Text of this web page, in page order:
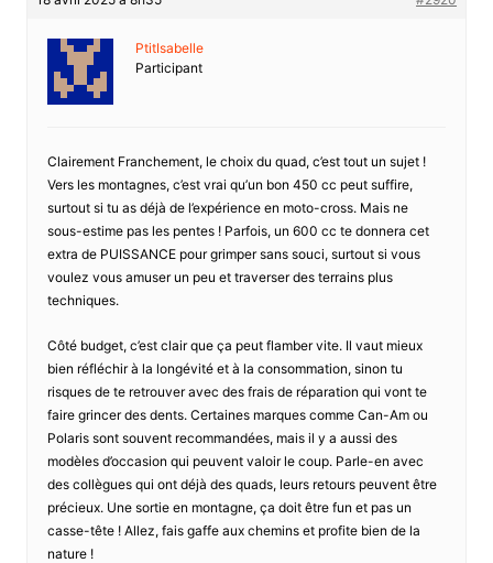
PtitIsabelle
Participant
Clairement Franchement, le choix du quad, c’est tout un sujet !
Vers les montagnes, c’est vrai qu’un bon 450 cc peut suffire,
surtout si tu as déjà de l’expérience en moto-cross. Mais ne
sous-estime pas les pentes ! Parfois, un 600 cc te donnera cet
extra de PUISSANCE pour grimper sans souci, surtout si vous
voulez vous amuser un peu et traverser des terrains plus
techniques.
Côté budget, c’est clair que ça peut flamber vite. Il vaut mieux
bien réfléchir à la longévité et à la consommation, sinon tu
risques de te retrouver avec des frais de réparation qui vont te
faire grincer des dents. Certaines marques comme Can-Am ou
Polaris sont souvent recommandées, mais il y a aussi des
modèles d’occasion qui peuvent valoir le coup. Parle-en avec
des collègues qui ont déjà des quads, leurs retours peuvent être
précieux. Une sortie en montagne, ça doit être fun et pas un
casse-tête ! Allez, fais gaffe aux chemins et profite bien de la
nature !